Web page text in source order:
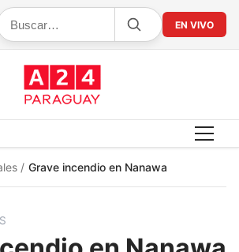
EN VIVO
/ Grave incendio en Nanawa